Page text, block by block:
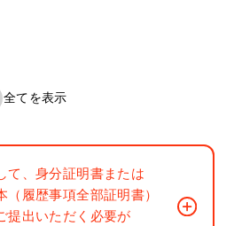
全てを表示
て、身分証明書または
履歴事項全部証明書）
提出いただく必要が